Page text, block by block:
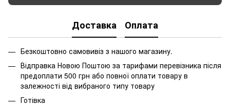
Доставка Оплата
Безкоштовно самовивіз з нашого магазину.
Відправка Новою Поштою за тарифами перевізника після
предоплати 500 грн або повної оплати товару в
залежності від вибраного типу товару
Готівка